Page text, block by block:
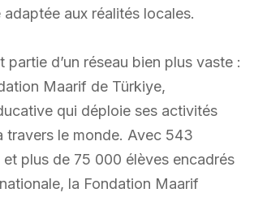
aux réalités locales.
partie d’un réseau bien plus vaste :
Maarif de Türkiye,
qui déploie ses activités
travers le monde. Avec 543
et plus de 75 000 élèves encadrés
la Fondation Maarif